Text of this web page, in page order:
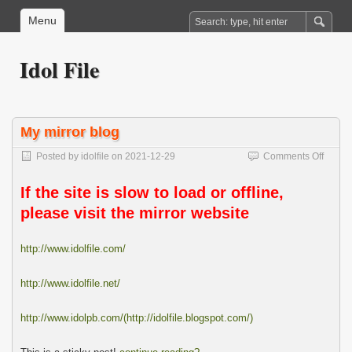
Menu
Idol File
My mirror blog
Posted by idolfile on 2021-12-29 Comments Offon
If the site is slow to load or offline,
please visit the mirror website
http://www.idolfile.com/
http://www.idolfile.net/
http://www.idolpb.com/(http://idolfile.blogspot.com/)